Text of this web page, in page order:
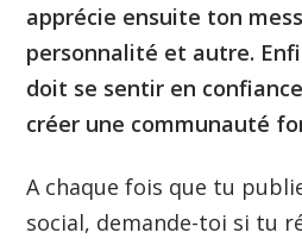
apprécie ensuite ton
personnalité et autre.
doit se sentir en
créer une communauté
A chaque fois que tu
social, demande-toi si tu